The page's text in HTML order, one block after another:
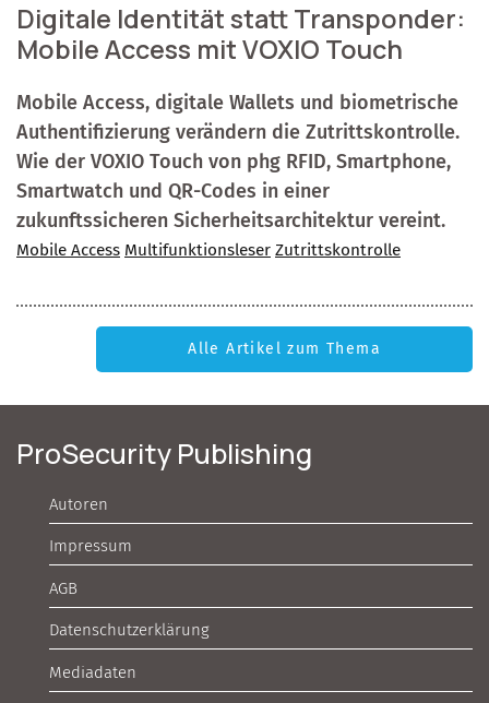
Digitale Identität statt Transponder:
Mobile Access mit VOXIO Touch
Mobile Access, digitale Wallets und biometrische
Authentifizierung verändern die Zutrittskontrolle.
Wie der VOXIO Touch von phg RFID, Smartphone,
Smartwatch und QR-Codes in einer
zukunftssicheren Sicherheitsarchitektur vereint.
Mobile Access Multifunktionsleser Zutrittskontrolle
Alle Artikel zum Thema
ProSecurity Publishing
Autoren
Impressum
AGB
Datenschutzerklärung
Mediadaten